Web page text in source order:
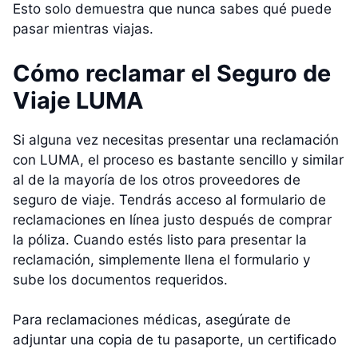
Esto solo demuestra que nunca sabes qué puede
pasar mientras viajas.
Cómo reclamar el Seguro de
Viaje LUMA
Si alguna vez necesitas presentar una reclamación
con LUMA, el proceso es bastante sencillo y similar
al de la mayoría de los otros proveedores de
seguro de viaje. Tendrás acceso al formulario de
reclamaciones en línea justo después de comprar
la póliza. Cuando estés listo para presentar la
reclamación, simplemente llena el formulario y
sube los documentos requeridos.
Para reclamaciones médicas, asegúrate de
adjuntar una copia de tu pasaporte, un certificado